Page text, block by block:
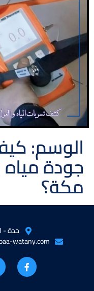
الوسم:
جودة
مكة؟
جدة -
watany.com